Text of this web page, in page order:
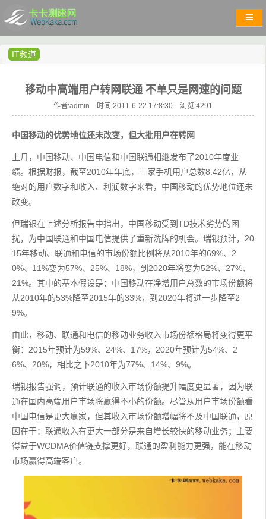
IT频道
移动中高端用户转网联通 不单只是网速的问题
作者:admin 时间:2011-6-22 17:8:30 浏览:4291
中国移动的优势地位还未改变，但大批用户在转网
上月，中国移动、中国电信和中国联通相继发布了2010年度业
绩。根据财报，截至2010年年底，三家手机用户总数8.42亿，从
绝对的用户数字和收入、利润数字来看，中国移动的优势地位还未
改变。
但瑞银在上述分析报告中指出，中国移动受到TD技术劣势的困
扰，为中国联通和中国电信提供了重新洗牌的机会。瑞银预计，20
15年移动、联通和电信的市场份额比例将从2010年的69%、2
0%、11%变为57%、25%、18%，到2020年将变为52%、27%、
21%。其中的基本假设是：中国移动在净增用户总数的市场份额将
从2010年的53%降至2015年的33%，到2020年将进一步降至2
9%。
由此，移动、联通和电信的移动业务收入市场份额格局将变得更平
衡：2015年预计为59%、24%、17%，2020年预计为54%、2
6%、20%，相比之下2010年为77%、14%、9%。
瑞银报告强调，预计联通的收入市场份额提升幅度更显著，因为联
通在国内高端用户市场将赢得不小的份额。尽管从用户市场份额看
中国电信是更大赢家，但其收入市场份额增幅将不及中国联通，原
因在于：联通收入有更大一部分是来自增长较快的移动业务；主要
得益于WCDMA价值链支撑更好，联通的盈利能力更强，能在移动
市场赢得高端客户。